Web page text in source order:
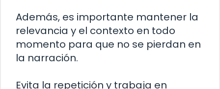
Además, es importante mantener la
relevancia y el contexto en todo
momento para que no se pierdan en
la narración.
Evita la repetición y trabaja en